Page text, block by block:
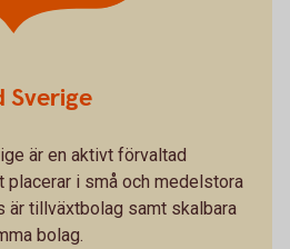
Sverige
är en aktivt förvaltad
i små och medelstora
är tillväxtbolag samt skalbara
bolag.